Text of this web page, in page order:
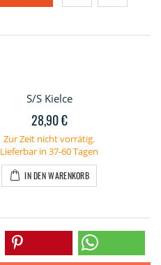
S/S Kielce
28,90 €
Zur Zeit nicht vorrätig.
Lieferbar in 37-60 Tagen
IN DEN WARENKORB